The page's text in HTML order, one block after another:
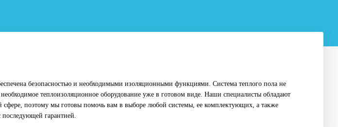
безопасностью и необходимыми изоляционными функциями. Система теплого пола не
теплоизоляционное оборудование уже в готовом виде. Наши специалисты обладают
поэтому мы готовы помочь вам в выборе любой системы, ее комплектующих, а также
гарантией.